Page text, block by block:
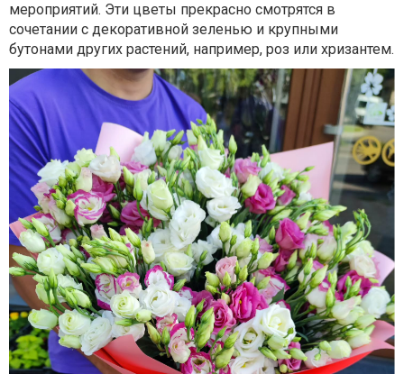
мероприятий. Эти цветы прекрасно смотрятся в
сочетании с декоративной зеленью и крупными
бутонами других растений, например, роз или хризантем.